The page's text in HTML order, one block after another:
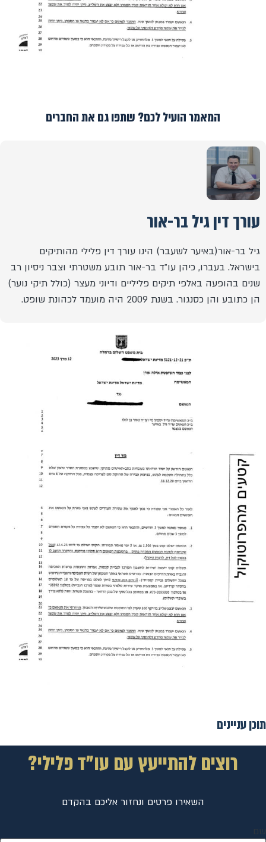
המאמר הועיל לכם? שתפו גם את החברים
עורך דין גיל בר-אור
גיל בר-אור(באיער לשעבר) הינו עורך דין פלילי מהותיקים
בישראל. בעברו, כיהן עו"ד בר-אור תובע משטרתי וצבר ניסיון רב
שנים בהופעה באלפי תיקים פליליים ודיוני מעצר (כולל תיקי נוער)
הן כתובע והן כסנגור. בשנת 2009 היה מועמד לכהונת שופט.
תוכן עניינים
רוצים להתייעץ עם עו"ד פלילי?
השאירו פרטים ונחזור אליכם בהקדם
שם